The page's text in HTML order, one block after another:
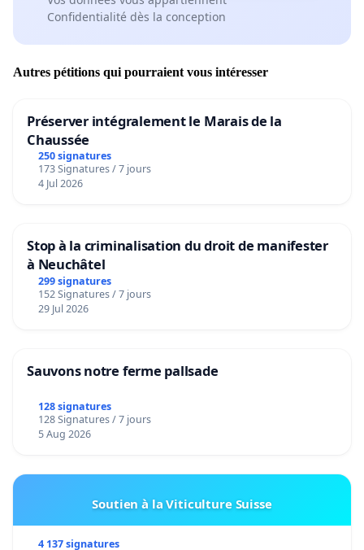
Confidentialité dès la conception
Autres pétitions qui pourraient vous intéresser
Préserver intégralement le Marais de la
Chaussée
250 signatures
173 Signatures / 7 jours
4 Jul 2026
Stop à la criminalisation du droit de manifester
à Neuchâtel
299 signatures
152 Signatures / 7 jours
29 Jul 2026
Sauvons notre ferme pallsade
128 signatures
128 Signatures / 7 jours
5 Aug 2026
Soutien à la Viticulture Suisse
4 137 signatures